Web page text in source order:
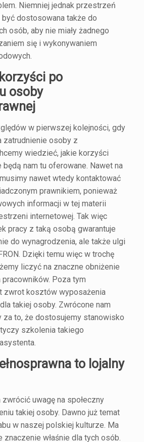
Niemniej jednak przestrzeń
dostosowana także do
osób, aby nie miały żadnego
się i wykonywaniem
po
osoby
w pierwszej kolejności, gdy
zatrudnienie osoby z
wiedzieć, jakie korzyści
nam tu oferowane. Nawet na
nawet wtedy kontaktować
prawnikiem, ponieważ
informacji w tej materii
internetowej. Tak więc
pracy z taką osobą gwarantuje
do wynagrodzenia, ale także ulgi
Dzięki temu więc w trochę
liczyć na znaczne obniżenie
pracowników. Poza tym
zwrot kosztów wyposażenia
takiej osoby. Zwrócone nam
za to, że dostosujemy stanowisko
szkolenia takiego
to lojalny
uwagę na społeczny
takiej osoby. Dawno już temat
w naszej polskiej kulturze. Ma
znaczenie właśnie dla tych osób.